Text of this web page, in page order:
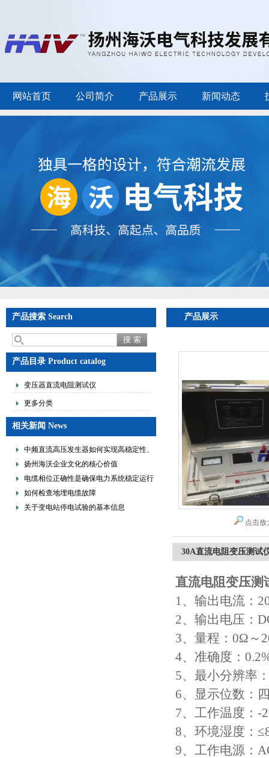
网站首页 公司简介 产品展示 新闻动态
产品搜索 Search
产品目录 Product catalog
变压器直流电阻测试仪
更多分类
相关新闻 News
中频直流高压发生器如何实现高稳定性、
低纹波与便携式设计？
扬州海沃企业文化的核心价值
电缆相位正确性是确保电力系统稳定运行
的重要措施
如何检查地埋电缆故障
关于变电站停电试验的基本信息
产品展示
点击放
30A直流电阻变压测试
直流电阻变压测
1、输出电流：
2、输出电压：
3、量程：0Ω～
4、准确度：
5、最小分辨率
6、显示位数：
7、工作温度：-
8、环境湿度：
9、工作电源：